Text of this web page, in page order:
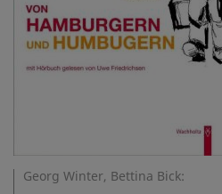
Georg Winter, Bettina Bick: